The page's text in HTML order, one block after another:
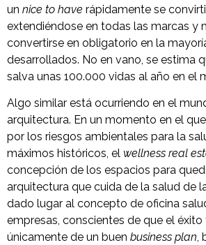
un nice to have rápidamente se
extendiéndose en todas las marcas y
convertirse en obligatorio en la
desarrollados. No en vano, se estima
salva unas 100.000 vidas al año en el
Algo similar está ocurriendo en el
arquitectura. En un momento en el
por los riesgos ambientales para la
máximos históricos, el wellness real
concepción de los espacios para
arquitectura que cuida de la salud de
dado lugar al concepto de oficina
empresas, conscientes de que el
únicamente de un buen business plan,